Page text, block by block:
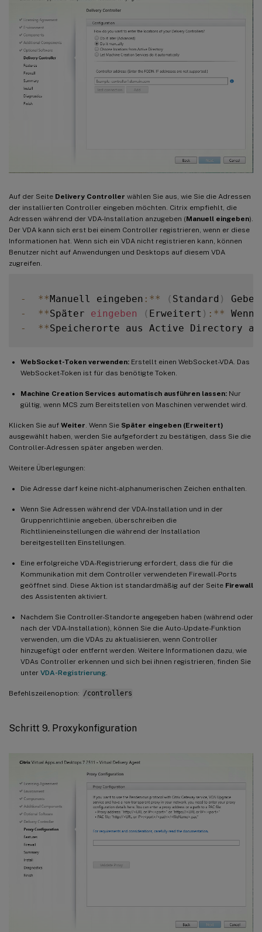
Auf der Seite Delivery Controller wählen Sie aus, wie Sie die Adressen
der installierten Controller eingeben möchten. Citrix empfiehlt, die
Adressen während der VDA-Installation anzugeben (Manuell eingeben).
Der VDA kann sich erst bei einem Controller registrieren, wenn er diese
Informationen hat. Wenn sich ein VDA nicht registrieren kann, können
Benutzer nicht auf Anwendungen und Desktops auf diesem VDA
zugreifen.
- ** Manuell eingeben : ** ( Standard )
-
**Später eingeben ( Erweitert ) : **
-
**Speicherorte aus Active Directory
WebSocket-Token verwenden: Erstellt einen WebSocket-VDA. Das
WebSocket-Token ist für das benötigte Token.
Machine Creation Services automatisch ausführen lassen: Nur
gültig, wenn MCS zum Bereitstellen von Maschinen verwendet wird.
Klicken Sie auf Weiter. Wenn Sie Später eingeben (Erweitert)
ausgewählt haben, werden Sie aufgefordert zu bestätigen, dass Sie die
Controller-Adressen später angeben werden.
Weitere Überlegungen:
Die Adresse darf keine nicht-alphanumerischen Zeichen enthalten.
Wenn Sie Adressen während der VDA-Installation und in der
Gruppenrichtlinie angeben, überschreiben die
Richtlinieneinstellungen die während der Installation
bereitgestellten Einstellungen.
Eine erfolgreiche VDA-Registrierung erfordert, dass die für die
Kommunikation mit dem Controller verwendeten Firewall-Ports
geöffnet sind. Diese Aktion ist standardmäßig auf der Seite Firewall
des Assistenten aktiviert.
Nachdem Sie Controller-Standorte angegeben haben (während oder
nach der VDA-Installation), können Sie die Auto-Update-Funktion
verwenden, um die VDAs zu aktualisieren, wenn Controller
hinzugefügt oder entfernt werden. Weitere Informationen dazu, wie
VDAs Controller erkennen und sich bei ihnen registrieren, finden Sie
unter VDA-Registrierung.
Befehlszeilenoption: /controllers
Schritt 9. Proxykonfiguration